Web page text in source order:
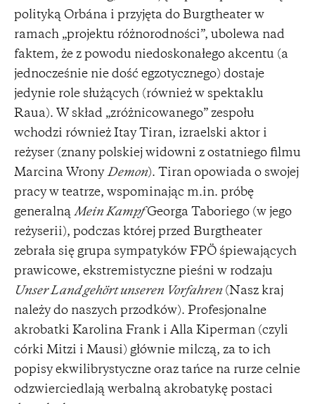
polityką Orbána i przyjęta do Burgtheater w
ramach „projektu różnorodności”, ubolewa nad
faktem, że z powodu niedoskonałego akcentu (a
jednocześnie nie dość egzotycznego) dostaje
jedynie role służących (również w spektaklu
Raua). W skład „zróżnicowanego” zespołu
wchodzi również Itay Tiran, izraelski aktor i
reżyser (znany polskiej widowni z ostatniego filmu
Marcina WronyDemon). Tiran opowiada o swojej
pracy w teatrze, wspominając m.in. próbę
generalną Mein KampfGeorga Taboriego (w jego
reżyserii), podczas której przed Burgtheater
zebrała się grupa sympatyków FPÖ śpiewających
prawicowe, ekstremistyczne pieśni w rodzaju
Unser Land gehört unseren Vorfahren (Nasz kraj
należy do naszych przodków). Profesjonalne
akrobatki Karolina Frank i Alla Kiperman (czyli
córki Mitzi i Mausi) głównie milczą, za to ich
popisy ekwilibrystyczne oraz tańce na rurze celnie
odzwierciedlają werbalną akrobatykę postaci